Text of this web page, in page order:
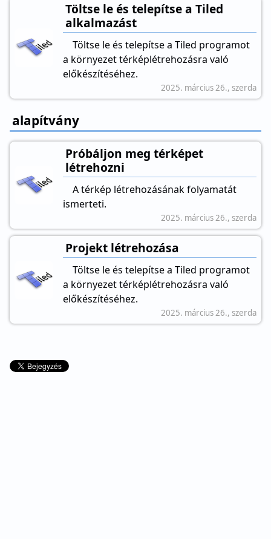
Töltse le és telepítse a Tiled
alkalmazást
Töltse le és telepítse a Tiled programot
a környezet térképlétrehozásra való
előkészítéséhez.
2025. március 26., szerda
alapítvány
Próbáljon meg térképet
létrehozni
A térkép létrehozásának folyamatát
ismerteti.
2025. március 26., szerda
Projekt létrehozása
Töltse le és telepítse a Tiled programot
a környezet térképlétrehozásra való
előkészítéséhez.
2025. március 26., szerda